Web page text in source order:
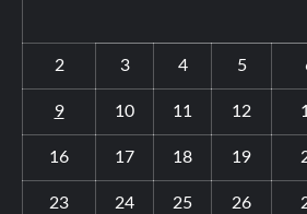
2 3 4 5
9 10 11 12
16 17 18 19
23 24 25 26